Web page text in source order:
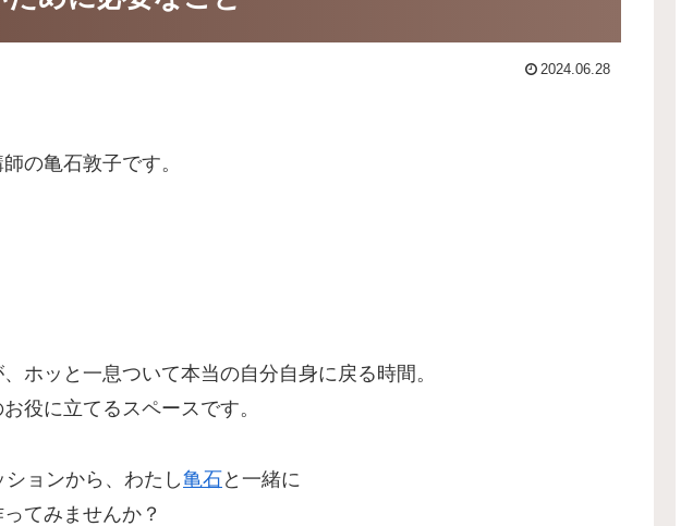
2024.06.28
の亀石敦子です。
ホッと一息ついて本当の自分自身に戻る時間。
役に立てるスペースです。
ョンから、わたし亀石と一緒に
てみませんか？